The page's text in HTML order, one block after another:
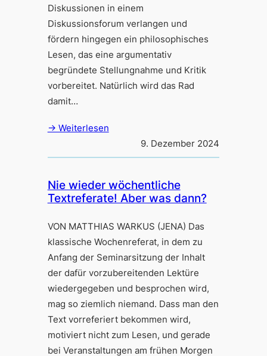
Diskussionen in einem
Diskussionsforum verlangen und
fördern hingegen ein philosophisches
Lesen, das eine argumentativ
begründete Stellungnahme und Kritik
vorbereitet. Natürlich wird das Rad
damit…
→ Weiterlesen
9. Dezember 2024
Nie wieder wöchentliche
Textreferate! Aber was dann?
VON MATTHIAS WARKUS (JENA) Das
klassische Wochenreferat, in dem zu
Anfang der Seminarsitzung der Inhalt
der dafür vorzubereitenden Lektüre
wiedergegeben und besprochen wird,
mag so ziemlich niemand. Dass man den
Text vorreferiert bekommen wird,
motiviert nicht zum Lesen, und gerade
bei Veranstaltungen am frühen Morgen